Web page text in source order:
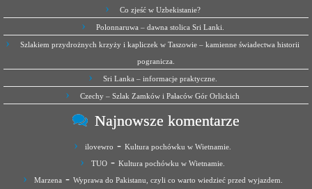
Co zjeść w Uzbekistanie?
Polonnaruwa – dawna stolica Sri Lanki.
Szlakiem przydrożnych krzyży i kapliczek w Taszowie – kamienne świadectwa historii
pogranicza.
Sri Lanka – informacje praktyczne.
Czechy – Szlak Zamków i Pałaców Gór Orlickich
Najnowsze komentarze
ilovewro - Kultura pochówku w Wietnamie.
TUO - Kultura pochówku w Wietnamie.
Marzena- Wyprawa do Pakistanu, czyli co warto wiedzieć przed wyjazdem.